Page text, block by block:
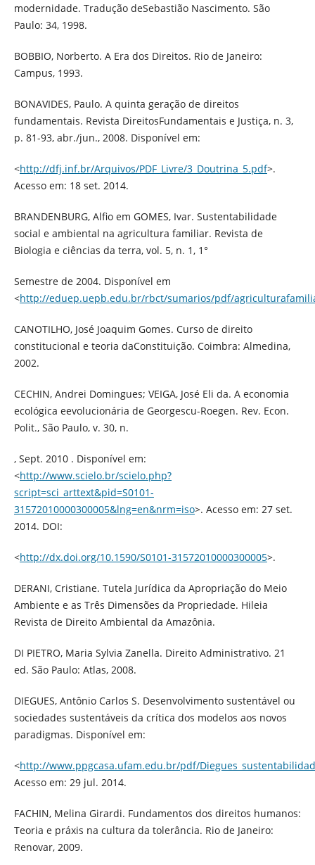
modernidade. Tradução deSebastião Nascimento. São
Paulo: 34, 1998.
BOBBIO, Norberto. A Era dos Direitos. Rio de Janeiro:
Campus, 1993.
BONAVIDES, Paulo. A quinta geração de direitos
fundamentais. Revista DireitosFundamentais e Justiça, n. 3,
p. 81-93, abr./jun., 2008. Disponível em:
<http://dfj.inf.br/Arquivos/PDF_Livre/3_Doutrina_5.pdf>.
Acesso em: 18 set. 2014.
BRANDENBURG, Alfio em GOMES, Ivar. Sustentabilidade
social e ambiental na agricultura familiar. Revista de
Biologia e ciências da terra, vol. 5, n. 1, 1°
Semestre de 2004. Disponível em
<http://eduep.uepb.edu.br/rbct/sumarios/pdf/
CANOTILHO, José Joaquim Gomes. Curso de direito
constitucional e teoria daConstituição. Coimbra: Almedina,
2002.
CECHIN, Andrei Domingues; VEIGA, José Eli da. A economia
ecológica eevolucionária de Georgescu-Roegen. Rev. Econ.
Polit., São Paulo, v. 30, n.
, Sept. 2010 . Disponível em:
<http://www.scielo.br/scielo.php?
script=sci_arttext&pid=S0101-
31572010000300005&lng=en&nrm=iso>. Acesso em: 27 set.
2014. DOI:
<http://dx.doi.org/10.1590/S0101-31572010000300005>.
DERANI, Cristiane. Tutela Jurídica da Apropriação do Meio
Ambiente e as Três Dimensões da Propriedade. Hileia
Revista de Direito Ambiental da Amazônia.
DI PIETRO, Maria Sylvia Zanella. Direito Administrativo. 21
ed. São Paulo: Atlas, 2008.
DIEGUES, Antônio Carlos S. Desenvolvimento sustentável ou
sociedades sustentáveis da crítica dos modelos aos novos
paradigmas. Disponível em:
<http://www.ppgcasa.ufam.edu.br/pdf/
Acesso em: 29 jul. 2014.
FACHIN, Melina Girardi. Fundamentos dos direitos humanos:
Teoria e práxis na cultura da tolerância. Rio de Janeiro:
Renovar, 2009.